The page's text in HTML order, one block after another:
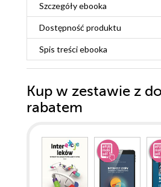
Szczegółyebooka
Dostępność produktu
Spis treściebooka
Kup w zestawie z
rabatem